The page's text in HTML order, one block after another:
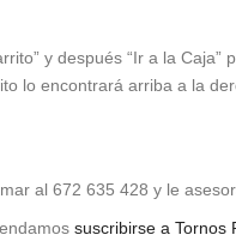
y después “Ir a la Caja”
lo encontrará arriba a la
al 672 635 428 y le
suscribirse a Tornos